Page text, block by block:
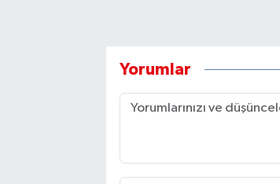
Yorumlar